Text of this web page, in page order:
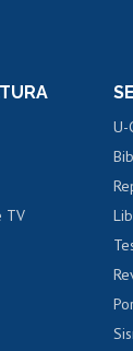
violencia
TV
U-